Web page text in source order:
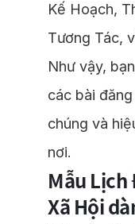
Kế Hoạch,
Tương Tác,
Như vậy,
các bài
chúng và
nơi.
Mẫu Lịch
Xã Hội